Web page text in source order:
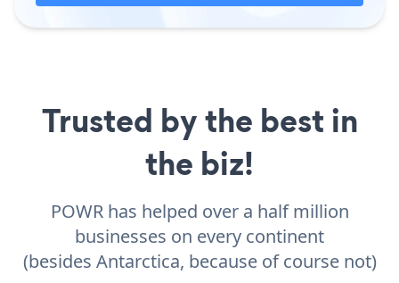
Trusted by the best in
the biz!
POWR has helped over a half million
businesses on every continent
(besides Antarctica, because of course not)